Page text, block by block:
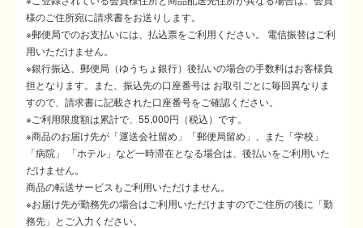
様のご住所宛に請求書をお送りします。
※郵便局でのお支払いには、払込票をご利用ください。 電信振替はご利
用いただけません。
※銀行振込、郵便局（ゆうちょ銀行）後払いの場合の手数料はお客様負
担となります。また、振込先の口座番号は お取引ごとに毎回異なりま
すので、請求書に記載された口座番号をご確認ください。
※ご利用限度額は累計で、55,000円（税込）です。
※商品のお届け先が「運送会社留め」「郵便局留め」、また「学校」
「病院」 「ホテル」など一時滞在となる場合は、後払いをご利用いた
だけません。
商品の転送サービスもご利用いただけません。
※お届け先が勤務先の場合はご利用いただけますのでご住所の後に「勤
務先」とご入力ください。